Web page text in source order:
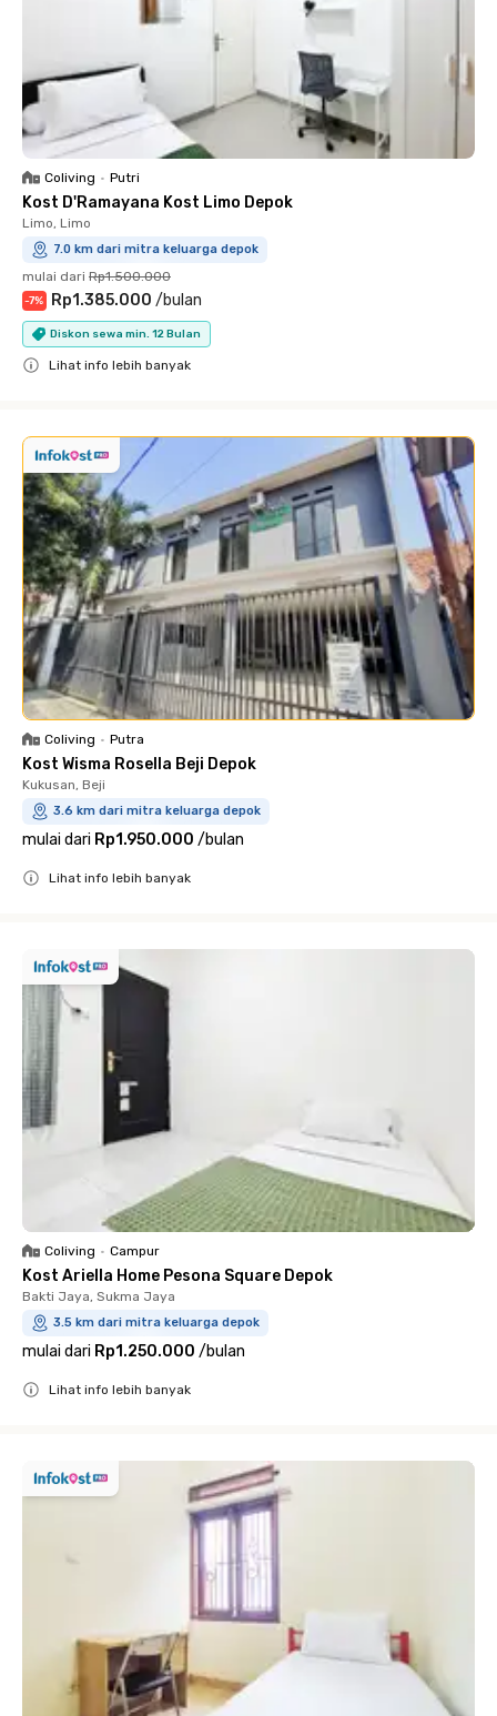
Coliving • Putri
Kost D'Ramayana Kost Limo Depok
Limo, Limo
7.0 km dari mitra keluarga depok
mulai dari Rp1.500.000
-7% Rp1.385.000 /bulan
Diskon sewa min. 12 Bulan
Lihat info lebih banyak
Coliving • Putra
Kost Wisma Rosella Beji Depok
Kukusan, Beji
3.6 km dari mitra keluarga depok
mulai dari Rp1.950.000 /bulan
Lihat info lebih banyak
Coliving • Campur
Kost Ariella Home Pesona Square Depok
Bakti Jaya, Sukma Jaya
3.5 km dari mitra keluarga depok
mulai dari Rp1.250.000 /bulan
Lihat info lebih banyak